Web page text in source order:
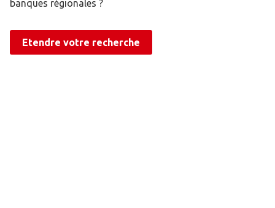
banques régionales ?
Etendre votre recherche